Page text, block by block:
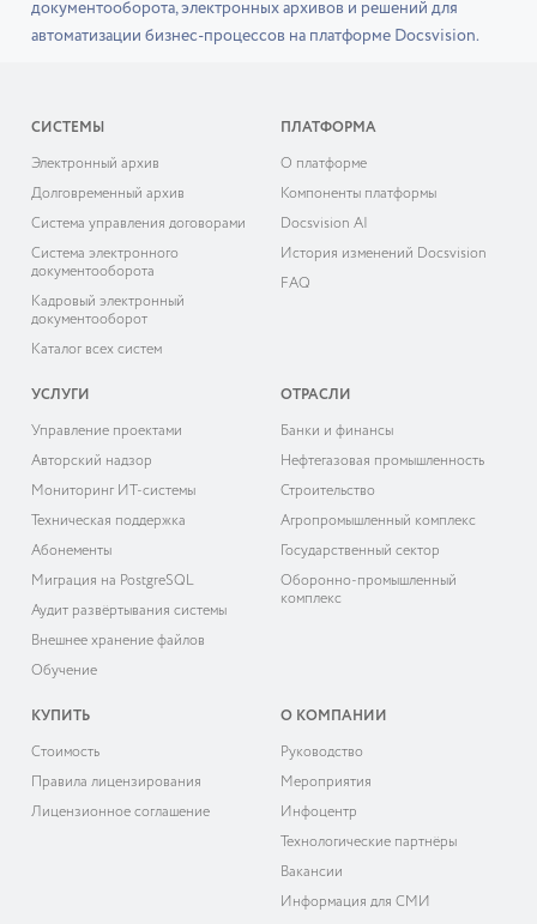
документооборота, электронных архивов и решений для
автоматизации бизнес-процессов на платформе Docsvision.
СИСТЕМЫ
Электронный архив
Долговременный архив
Система управления договорами
Система электронного
документооборота
Кадровый электронный
документооборот
Каталог всех систем
ПЛАТФОРМА
О платформе
Компоненты платформы
Docsvision AI
История изменений Docsvision
FAQ
УСЛУГИ
Управление проектами
Авторский надзор
Мониторинг ИТ-системы
Техническая поддержка
Абонементы
Миграция на PostgreSQL
Аудит развёртывания системы
Внешнее хранение файлов
Обучение
ОТРАСЛИ
Банки и финансы
Нефтегазовая промышленность
Строительство
Агропромышленный комплекс
Государственный сектор
Оборонно-промышленный
комплекс
КУПИТЬ
Cтоимость
Правила лицензирования
Лицензионное соглашение
О КОМПАНИИ
Руководство
Мероприятия
Инфоцентр
Технологические партнёры
Вакансии
Информация для СМИ